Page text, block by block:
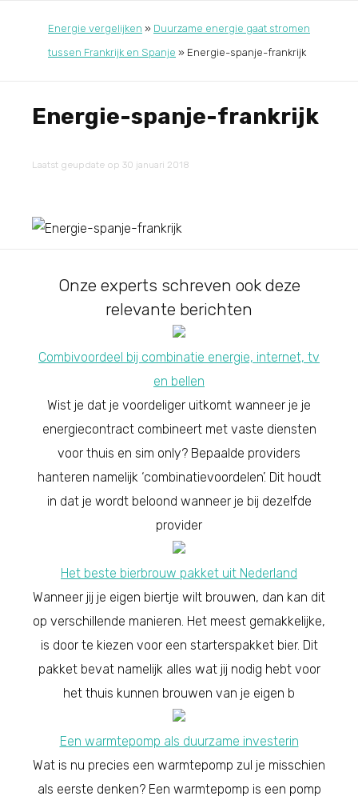
Energie vergelijken » Duurzame energie gaat stromen
tussen Frankrijk en Spanje » Energie-spanje-frankrijk
Energie-spanje-frankrijk
Laatst geupdate op 30 januari 2018
Onze experts schreven ook deze
relevante berichten
Combivoordeel bij combinatie energie, internet, tv
en bellen
Wist je dat je voordeliger uitkomt wanneer je je
energiecontract combineert met vaste diensten
voor thuis en sim only? Bepaalde providers
hanteren namelijk ‘combinatievoordelen’. Dit houdt
in dat je wordt beloond wanneer je bij dezelfde
provider
Het beste bierbrouw pakket uit Nederland
Wanneer jij je eigen biertje wilt brouwen, dan kan dit
op verschillende manieren. Het meest gemakkelijke,
is door te kiezen voor een starterspakket bier. Dit
pakket bevat namelijk alles wat jij nodig hebt voor
het thuis kunnen brouwen van je eigen b
Een warmtepomp als duurzame investerin
Wat is nu precies een warmtepomp zul je misschien
als eerste denken? Een warmtepomp is een pomp